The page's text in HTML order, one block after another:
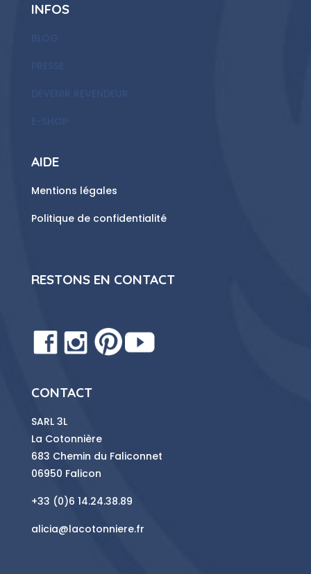
INFOS
BLOG
DEVENIR REVENDEUR
E-SHOP
AIDE
Mentions légales
Politique de confidentialité
RESTONS EN CONTACT
CONTACT
SARL 3L
La Cotonnière
683 Chemin du Faliconnet
06950 Falicon
+33 (0)6 14.24.38.89
alicia@lacotonniere.fr